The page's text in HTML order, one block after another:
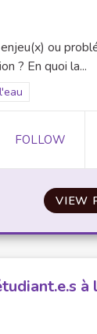
ou
? En quoi la...
scientifique
27 FOLLOWERS
FOLLOW
VIEW
à